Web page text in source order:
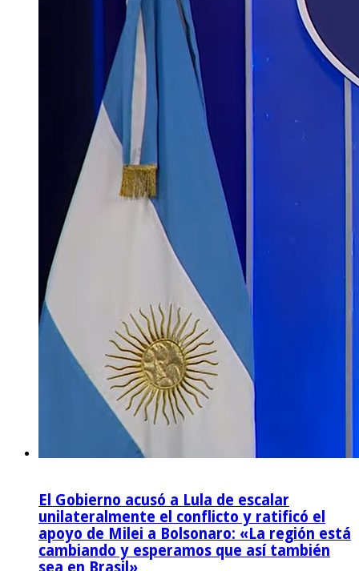
El Gobierno acusó a Lula de escalar
unilateralmente el conflicto y ratificó el
apoyo de Milei a Bolsonaro: «La región está
cambiando y esperamos que así también
sea en Brasil»